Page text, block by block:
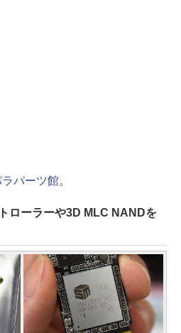
ラパーツ館。
ローラーや3D MLC NANDを